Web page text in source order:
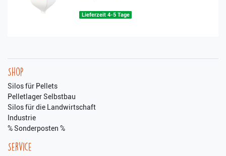
Lieferzeit 4-5 Tage
Shop
Silos für Pellets
Pelletlager Selbstbau
Silos für die Landwirtschaft
Industrie
% Sonderposten %
Service